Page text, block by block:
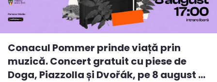
Conacul Pommer prinde viață prin
muzică. Concert gratuit cu piese de
Doga, Piazzolla și Dvořák, pe 8 august ...